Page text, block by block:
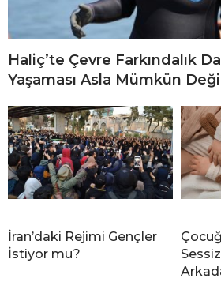
Haliç’te Çevre Farkındalık
Yaşaması Asla Mümkün
İran’daki Rejimi Gençler
İstiyor mu?